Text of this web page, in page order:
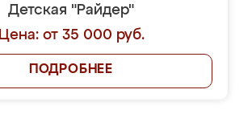
Детская "Райдер"
Цена: от 35 000 руб.
ПОДРОБНЕЕ